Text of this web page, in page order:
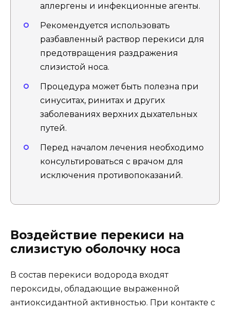
аллергены и инфекционные агенты.
Рекомендуется использовать
разбавленный раствор перекиси для
предотвращения раздражения
слизистой носа.
Процедура может быть полезна при
синуситах, ринитах и других
заболеваниях верхних дыхательных
путей.
Перед началом лечения необходимо
консультироваться с врачом для
исключения противопоказаний.
Воздействие перекиси на
слизистую оболочку носа
В состав перекиси водорода входят
пероксиды, обладающие выраженной
антиоксидантной активностью. При контакте с